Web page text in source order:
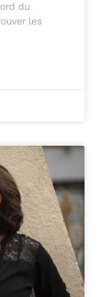
du
les